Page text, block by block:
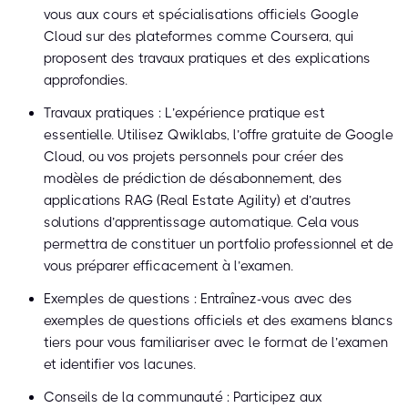
vous aux cours et spécialisations officiels Google
Cloud sur des plateformes comme Coursera, qui
proposent des travaux pratiques et des explications
approfondies.
Travaux pratiques : L’expérience pratique est
essentielle. Utilisez Qwiklabs, l’offre gratuite de Google
Cloud, ou vos projets personnels pour créer des
modèles de prédiction de désabonnement, des
applications RAG (Real Estate Agility) et d’autres
solutions d’apprentissage automatique. Cela vous
permettra de constituer un portfolio professionnel et de
vous préparer efficacement à l’examen.
Exemples de questions : Entraînez-vous avec des
exemples de questions officiels et des examens blancs
tiers pour vous familiariser avec le format de l’examen
et identifier vos lacunes.
Conseils de la communauté : Participez aux